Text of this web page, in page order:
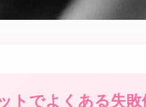
トでよくある失敗